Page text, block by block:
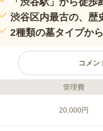
渋谷区内最古の、歴
2種類の墓タイプか
コメン
ライフドット編集部のコメント
が、一方で銀座線「渋
です。 園内は、都心
管理費
20,000円